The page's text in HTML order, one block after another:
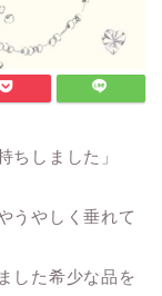
ちしました」
うやしく垂れて
した希少な品を